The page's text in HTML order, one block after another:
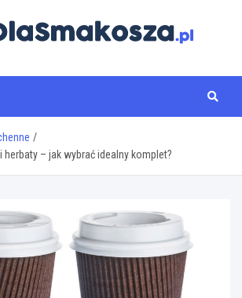
herbaty – jak wybrać idealny komplet?